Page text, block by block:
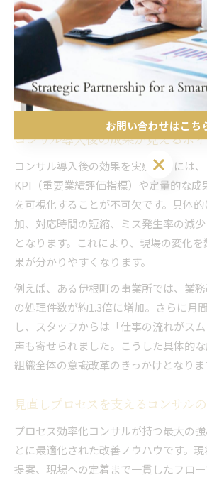
具体的には、手作業に頼っていたデー
請処理を自動化。日常業務の所要時間
タッフのストレスも軽減されました。
は、職場のモチベーション向上や離職
す。
コンサル導入後の成果が見えるポ
コンサル導入後の効果を実感するには
KPI（重要業績評価指標）や定量的な成
を可視化することが不可欠です。具体
加、対応時間の短縮、ミス発生率の減
となります。これにより、現場の変化
果が分かりやすくなります。
例えば、ある伊根町の事業所では、業
の処理件数が約1.3倍に増加。さらに月
し、スタッフからは「仕事の流れがス
声も寄せられました。こうした具体的な
組織全体の意識改革のきっかけとなりま
見直しプロセスを支えるコンサル
プロセス効率化コンサルが持つ最大の
とに最適化された改善ノウハウです。
提案、現場への定着まで一貫したフロ
お問い合わせはこち
お問い合わせはこち